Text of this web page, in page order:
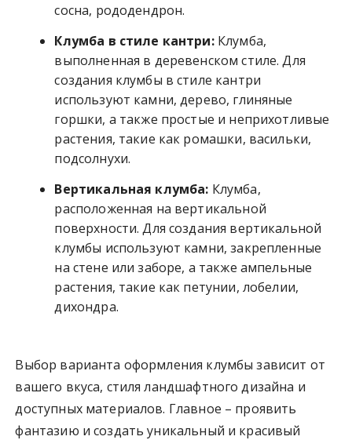
сосна, рододендрон.
Клумба в стиле кантри:Клумба,
выполненная в деревенском стиле. Для
создания клумбы в стиле кантри
используют камни, дерево, глиняные
горшки, а также простые и неприхотливые
растения, такие как ромашки, васильки,
подсолнухи.
Вертикальная клумба: Клумба,
расположенная на вертикальной
поверхности. Для создания вертикальной
клумбы используют камни, закрепленные
на стене или заборе, а также ампельные
растения, такие как петунии, лобелии,
дихондра.
Выбор варианта оформления клумбы зависит от
вашего вкуса, стиля ландшафтного дизайна и
доступных материалов. Главное – проявить
фантазию и создать уникальный и красивый